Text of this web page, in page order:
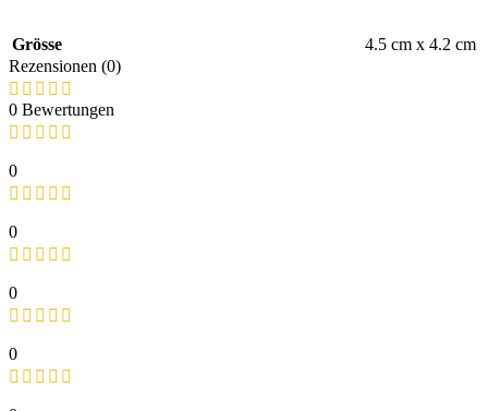
Grösse
4.5 cm x 4.2 cm
Rezensionen (0)
0 Bewertungen
0
0
0
0